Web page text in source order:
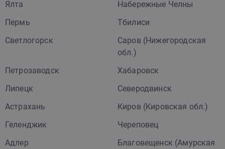
Ялта
Набережные Челны
Пермь
Тбилиси
Светлогорск
Саров (Нижегородская
обл.)
Петрозаводск
Хабаровск
Липецк
Северодвинск
Астрахань
Киров (Кировская обл.)
Геленджик
Череповец
Адлер
Благовещенск (Амурская